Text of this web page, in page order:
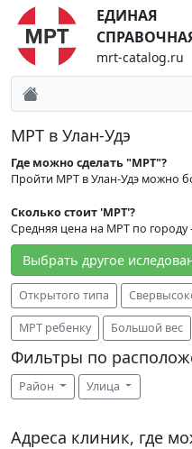
ЕДИНАЯ
mrt-catalog.ru
МРТ в Улан-Удэ
Где можно сделать "МРТ"?
Пройти МРТ в Улан-Удэ можно
Сколько стоит 'МРТ'?
Средняя цена на МРТ по городу
Выбрать другое
Открытого типа
МРТ ребенку Большой вес
Фильтры по
Район Улица
Адреса клиник, где